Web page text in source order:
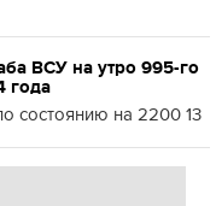
ВСУ на утро 995-го
года
состоянию на 2200 13